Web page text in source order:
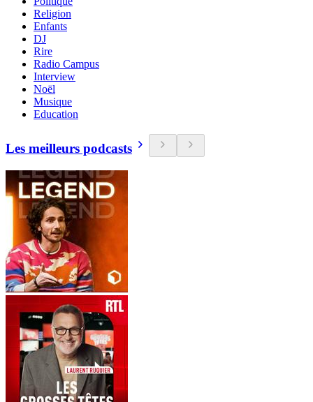
Religion
Enfants
DJ
Rire
Radio Campus
Interview
Noël
Musique
Education
Les meilleurs podcasts